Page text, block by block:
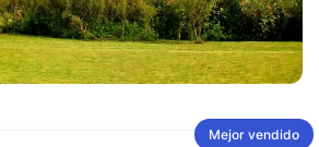
Mejor vendido